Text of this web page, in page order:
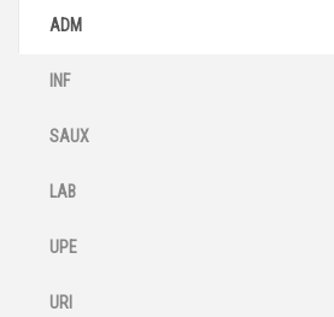
ADM
INF
SAUX
LAB
UPE
URI